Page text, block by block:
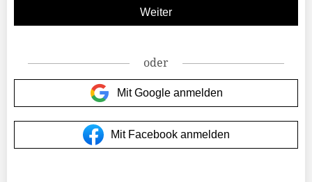
oder
Mit Google anmelden
Mit Facebook anmelden